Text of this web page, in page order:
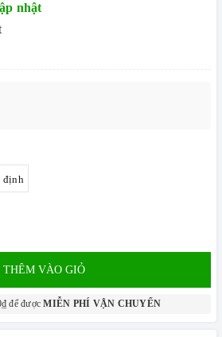
nhật
định
THÊM VÀO GIỎ
để đượcMIỄN PHÍ VẬN CHUYỂN